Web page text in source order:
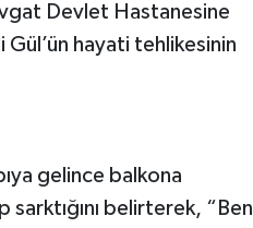
Devlet Hastanesine
Gül’ün hayati tehlikesinin
gelince balkona
sarktığını belirterek, “Ben